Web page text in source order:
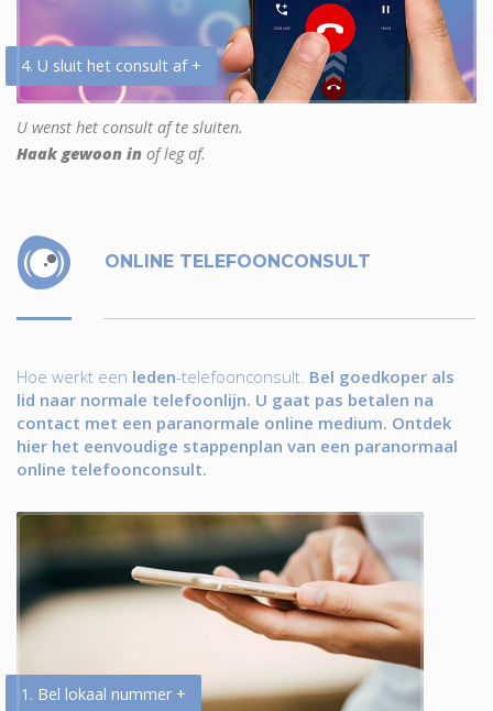
4. U sluit het consult af +
U wenst het consult af te sluiten.
Haak gewoon in of leg af.
ONLINE TELEFOONCONSULT
Hoe werkt een leden-telefoonconsult. Bel goedkoper als
lid naar normale telefoonlijn. U gaat pas betalen na
contact met een paranormale online medium. Ontdek
hier het eenvoudige stappenplan van een paranormaal
online telefoonconsult.
1. Bel lokaal nummer +